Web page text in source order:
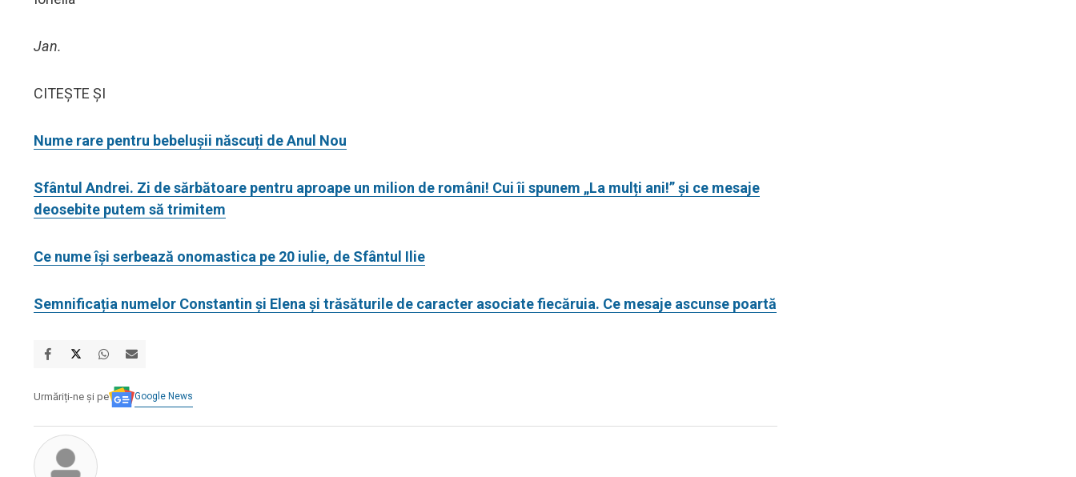
Jan.
CITEȘTE ȘI
Nume rare pentru bebelușii născuți de Anul Nou
Sfântul Andrei. Zi de sărbătoare pentru aproape un milion de români! Cui îi spunem „La mulți ani!” și ce mesaje
deosebite putem să trimitem
Ce nume își serbează onomastica pe 20 iulie, de Sfântul Ilie
Semnificația numelor Constantin și Elena și trăsăturile de caracter asociate fiecăruia. Ce mesaje ascunse poartă
Urmăriți-ne și pe Google News